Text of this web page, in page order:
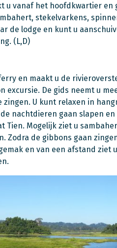
u vanaf het hoofdkwartier en
stekelvarkens,
de lodge en kunt u
(L,D)
en maakt u de
excursie. De gids neemt u
zingen. U kunt relaxen in
nachtdieren gaan slapen
Tien. Mogelijk ziet u
Zodra de gibbons gaan
en van een afstand ziet